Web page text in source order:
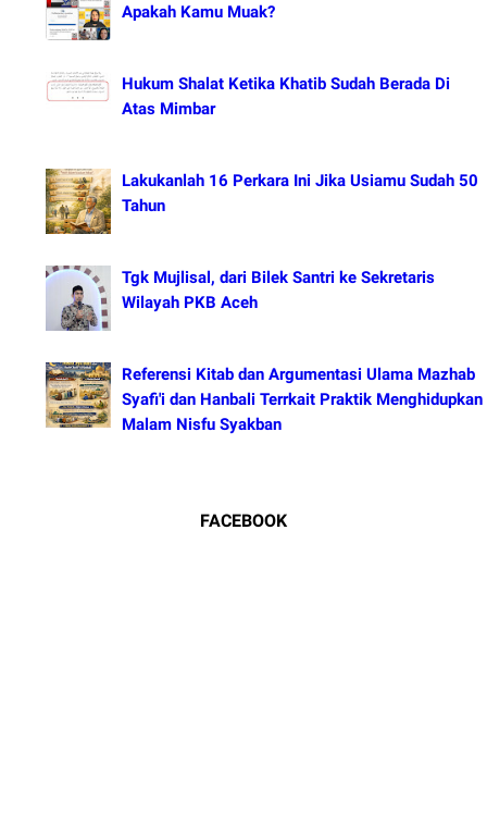
Apakah Kamu Muak?
Hukum Shalat Ketika Khatib Sudah Berada Di
Atas Mimbar
Lakukanlah 16 Perkara Ini Jika Usiamu Sudah 50
Tahun
Tgk Mujlisal, dari Bilek Santri ke Sekretaris
Wilayah PKB Aceh
Referensi Kitab dan Argumentasi Ulama Mazhab
Syafi'i dan Hanbali Terrkait Praktik Menghidupkan
Malam Nisfu Syakban
FACEBOOK